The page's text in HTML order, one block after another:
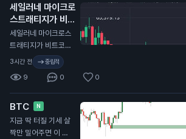
세일러네 마이크로
스트래티지가 비트
코인 1억 800만 달
러어치 팔아치운 뒤
시장 떡락 중
세일러네 마이크로스
트래티지가 비트코인
1억 800만 달러어치
팔아치운 뒤 시장 떡
락 중.
3시간 전 중립적
9 0 0
BTC N
지금 딱 터질 기세 살
짝만 밀어주면 이 쓰